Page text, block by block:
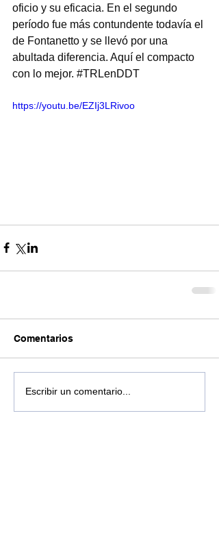
oficio y su eficacia. En el segundo
período fue más contundente todavía el
de Fontanetto y se llevó por una
abultada diferencia. Aquí el compacto
con lo mejor. #TRLenDDT
https://youtu.be/EZIj3LRivoo
Comentarios
Escribir un comentario...